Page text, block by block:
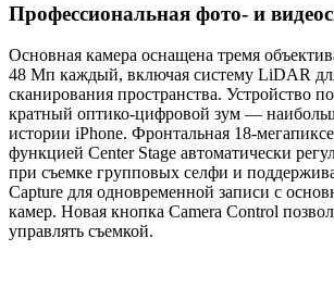
Профессиональная фото- и
Основная камера оснащена тремя
48 Мп каждый, включая систему LiDAR
сканирования пространства. Устройство
кратный оптико-цифровой зум —
истории iPhone. Фронтальная 18-
функцией Center Stage автоматически
при съемке групповых селфи и
Capture для одновременной записи с
камер. Новая кнопка Camera Control
управлять съемкой.